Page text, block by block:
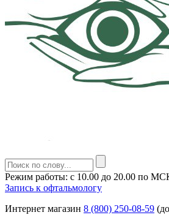
Режим работы: с 10.00 до 20.00 по
Запись к офтальмологу
Интернет магазин 8 (800) 250-08-59